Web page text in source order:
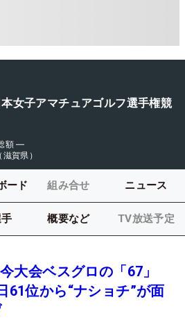
女子アマチュアゴルフ選手権競
額 ―
賀県）
ード 組み合せ ニュース
概要など TV放送予定
大会ベスグロの「67」
位から“ナショチ”が面